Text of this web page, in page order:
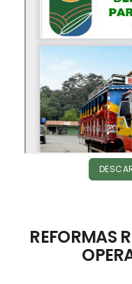
REFORMAS